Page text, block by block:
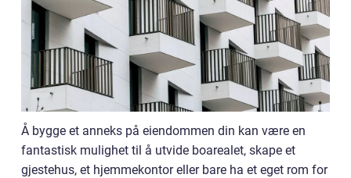
Å bygge et anneks på eiendommen din kan være en
fantastisk mulighet til å utvide boarealet, skape et
gjestehus, et hjemmekontor eller bare ha et eget rom for